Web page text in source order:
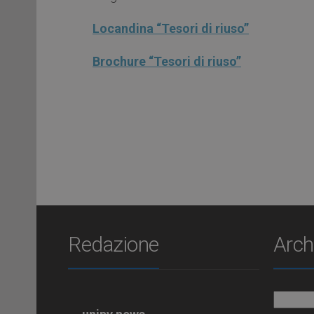
Locandina “Tesori di riuso”
Brochure “Tesori di riuso”
Redazione